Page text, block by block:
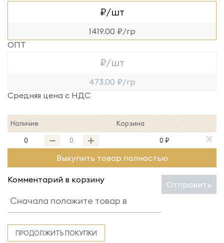
₽/шт
1419.00 ₽/гр
ОПТ
₽/шт
473.00 ₽/гр
Средняя цена с НДС
Наличие Корзина
0 0 ₽
Выкупить товар полностью
Комментарий в корзину Отправить
ПРОДОЛЖИТЬ ПОКУПКИ